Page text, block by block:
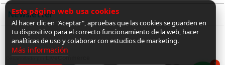
Newsletter
LiveCommerce
Esta página web usa cookies
Al hacer clic en "Aceptar", apruebas que las cookies se guarden en
tu dispositivo para el correcto funcionamiento de la web, hacer
analíticas de uso y colaborar con estudios de marketing.
Más información